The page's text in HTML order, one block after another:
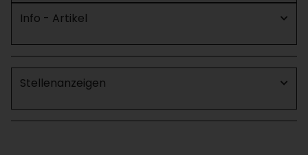
Info - Artikel
Stellenanzeigen